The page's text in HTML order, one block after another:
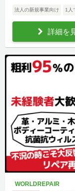
法人の新規事業向け 1人
詳細を
WORLDREPAIR